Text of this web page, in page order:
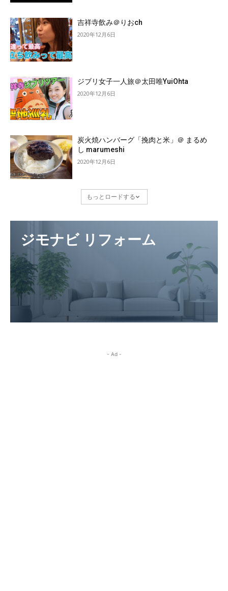
吉祥寺飲み＠りおch
2020年12月6日
ジブリ女子一人旅＠太田唯YuiOhta
2020年12月6日
炭火焼ハンバーグ「挽肉と米」＠ まるめ
し marumeshi
2020年12月6日
もっとロードする
ジモナビ リフォーム
- Ad -